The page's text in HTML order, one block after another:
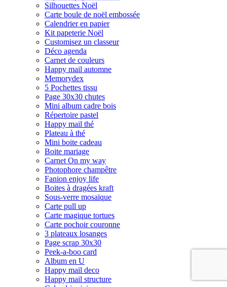
Silhouettes Noël
Carte boule de noël embossée
Calendrier en papier
Kit papeterie Noël
Customisez un classeur
Déco agenda
Carnet de couleurs
Happy mail automne
Memorydex
5 Pochettes tissu
Page 30x30 chutes
Mini album cadre bois
Répertoire pastel
Happy mail thé
Plateau à thé
Mini boite cadeau
Boite mariage
Carnet On my way
Photophore champêtre
Fanion enjoy life
Boites à dragées kraft
Sous-verre mosaïque
Carte pull up
Carte magique tortues
Carte pochoir couronne
3 plateaux losanges
Page scrap 30x30
Peek-a-boo card
Album en U
Happy mail deco
Happy mail structure